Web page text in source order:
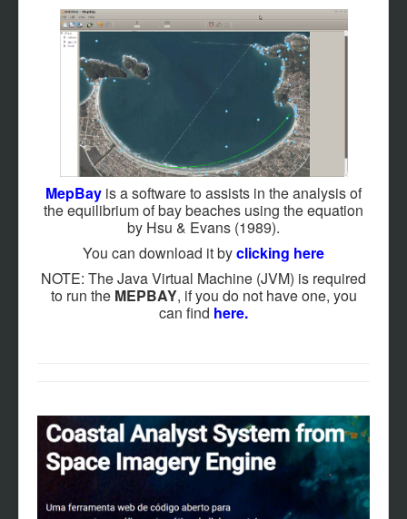
NOTÍCIAS
CONTACTO
PARTICIPANTES
MATERIAL MULTIMEDIA
SOFTWARES Y SISTEMAS
AFILIACIÓN
MepBay is a software to assists in the analysis of
the equilibrium of bay beaches using the equation
by Hsu & Evans (1989).
You can download it byclicking here
NOTE: The Java Virtual Machine (JVM) is required
to run the MEPBAY, if you do not have one, you
can find here.